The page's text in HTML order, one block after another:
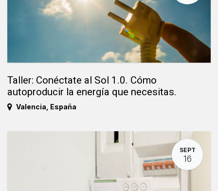
Taller: Conéctate al Sol 1.0. Cómo
autoproducir la energía que necesitas.
Valencia España
SEPT
16